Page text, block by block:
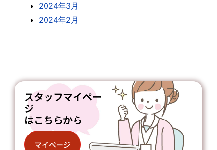
2024年3月
2024年2月
スタッフマイペー
ジ
はこちらから
マイページ